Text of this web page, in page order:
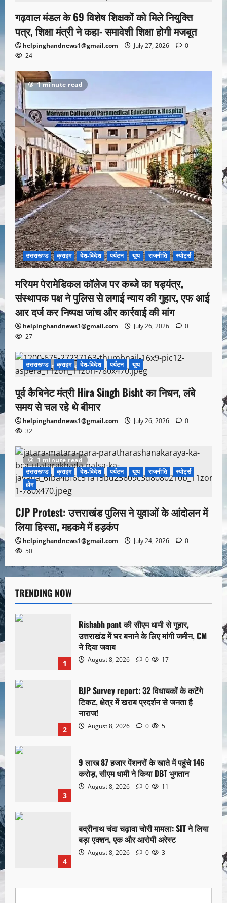
गढ़वाल मंडल के 69 विशेष शिक्षकों को मिले नियुक्ति
पत्र, शिक्षा मंत्री ने कहा- समावेशी शिक्षा होगी मजबूत
helpinghandnews1@gmail.com July 27, 2026
0
24
1 minute read
उत्तराखण्ड क्राइम देश-विदेश पर्यटन यूथ राजनीति स्पोर्ट्स
मरियम पेरामेडिकल कॉलेज पर कब्जे का षड्यंत्र,
संस्थापक पक्ष ने पुलिस से लगाई न्याय की गुहार, एफ आई
आर दर्ज कर निष्पक्ष जांच और कार्रवाई की मांग
helpinghandnews1@gmail.com July 26, 2026
0
27
1 minute read
उत्तराखण्ड क्राइम देश-विदेश पर्यटन यूथ
पूर्व कैबिनेट मंत्री Hira Singh Bisht का निधन, लंबे
समय से चल रहे थे बीमार
helpinghandnews1@gmail.com July 26, 2026
0
32
1 minute read
उत्तराखण्ड
क्राइम देश-विदेश पर्यटन यूथ राजनीति
स्पोर्ट्स
होम
CJP Protest: उत्तराखंड पुलिस ने युवाओं के आंदोलन में
लिया हिस्सा, महकमे में हड़कंप
helpinghandnews1@gmail.com July 24, 2026
0
50
TRENDING NOW
1
Rishabh pant की सीएम धामी से गुहार,
उत्तराखंड में घर बनाने के लिए मांगी जमीन, CM
ने दिया जवाब
August 8, 2026 0 17
2
BJP Survey report: 32 विधायकों के कटेंगे
टिकट, क्षेत्र में खराब प्रदर्शन से जनता है
नाराज!
August 8, 2026 0 5
3
9 लाख 87 हजार पेंशनरों के खाते में पहुंचे 146
करोड़, सीएम धामी ने किया DBT भुगतान
August 8, 2026 0 11
4
बद्रीनाथ चंदा चढ़ावा चोरी मामला: SIT ने लिया
बड़ा एक्शन, एक और आरोपी अरेस्ट
August 8, 2026 0 3